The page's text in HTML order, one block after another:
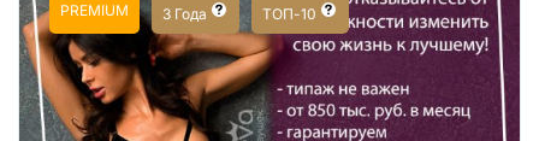
PREMIUM 3 Года ТОП-10